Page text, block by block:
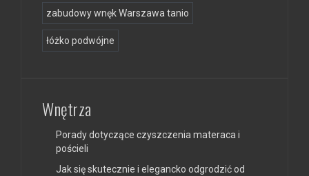
zabudowy wnęk Warszawa tanio
łóżko podwójne
Wnętrza
Porady dotyczące czyszczenia materaca i
pościeli
Jak się skutecznie i elegancko odgrodzić od